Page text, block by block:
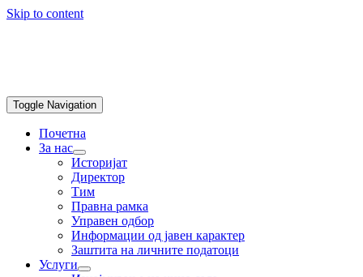
Skip to content
Toggle Navigation
Почетна
За нас
Историјат
Директор
Тим
Правна рамка
Управен одбор
Информации од јавен карактер
Заштита на личните податоци
Услуги